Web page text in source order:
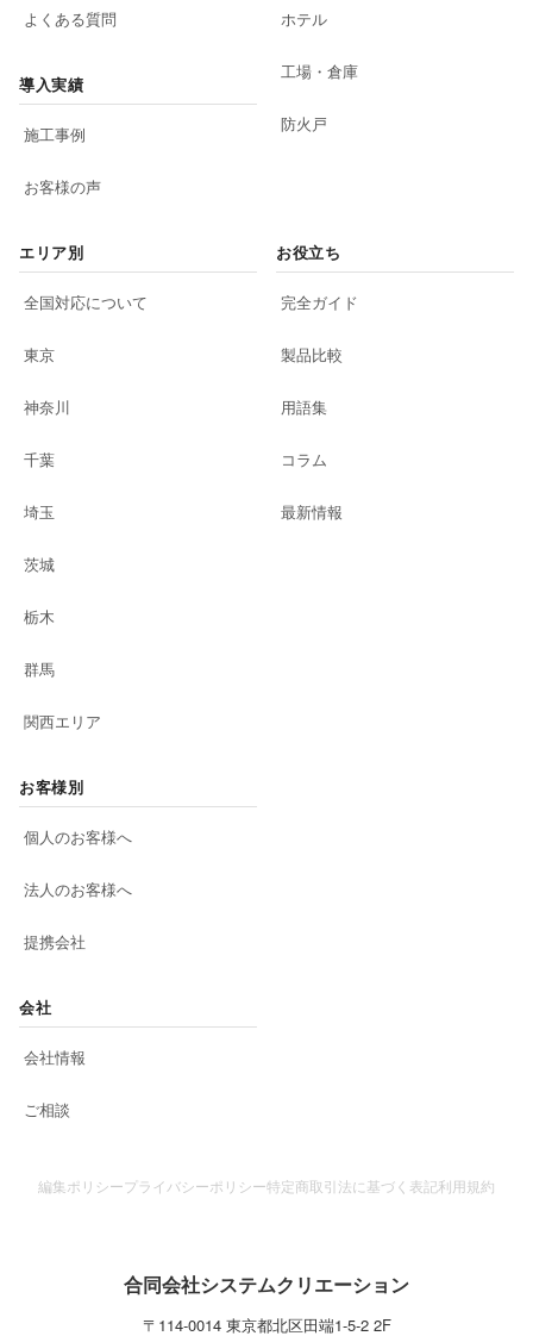
よくある質問
導入実績
施工事例
お客様の声
ホテル
工場・倉庫
防火戸
エリア別
全国対応について
東京
神奈川
千葉
埼玉
茨城
栃木
群馬
関西エリア
お役立ち
完全ガイド
製品比較
用語集
コラム
最新情報
お客様別
個人のお客様へ
法人のお客様へ
提携会社
会社
会社情報
ご相談
編集ポリシープライバシーポリシー特定商取引法に基づく表記利用規約
合同会社システムクリエーション
〒 114-0014 東京都北区田端1-5-2 2F